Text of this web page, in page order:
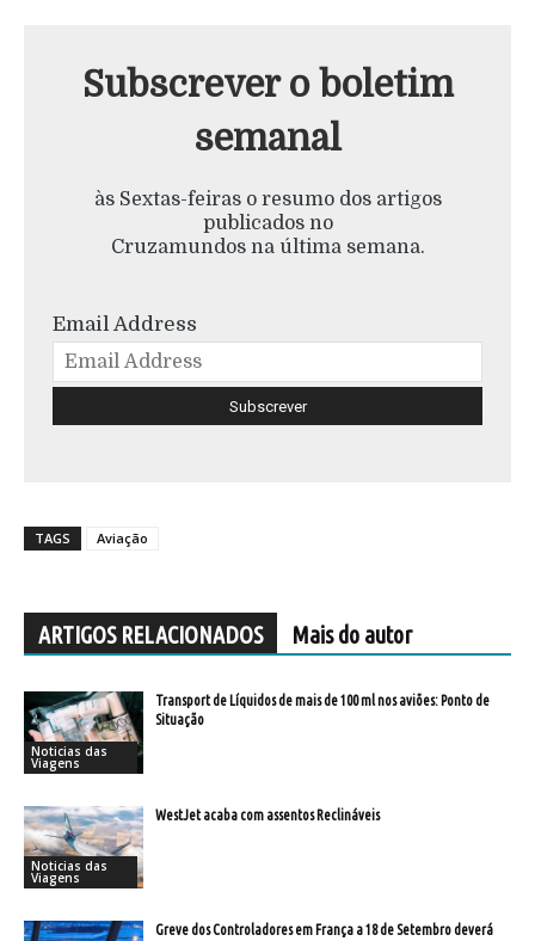
Subscrever o boletim
semanal
às Sextas-feiras o resumo dos artigos
publicados no
Cruzamundos na última semana.
Email Address
TAGS Aviação
ARTIGOS RELACIONADOS Mais do autor
Noticias das
Viagens
Transport de Líquidos de mais de 100 ml nos aviões: Ponto de
Situação
Noticias das
Viagens
WestJet acaba com assentos Reclináveis
Greve dos Controladores em França a 18 de Setembro deverá